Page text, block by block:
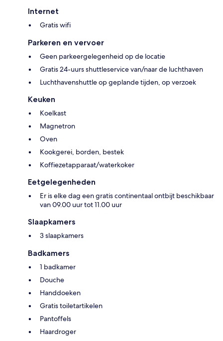
Internet
Gratis wifi
Parkeren en vervoer
Geen parkeergelegenheid op de locatie
Gratis 24-uurs shuttleservice van/naar de luchthaven
Luchthavenshuttle op geplande tijden, op verzoek
Keuken
Koelkast
Magnetron
Oven
Kookgerei, borden, bestek
Koffiezetapparaat/waterkoker
Eetgelegenheden
Er is elke dag een gratis continentaal ontbijt beschikbaar
van 09.00 uur tot 11.00 uur
Slaapkamers
3 slaapkamers
Badkamers
1 badkamer
Douche
Handdoeken
Gratis toiletartikelen
Pantoffels
Haardroger